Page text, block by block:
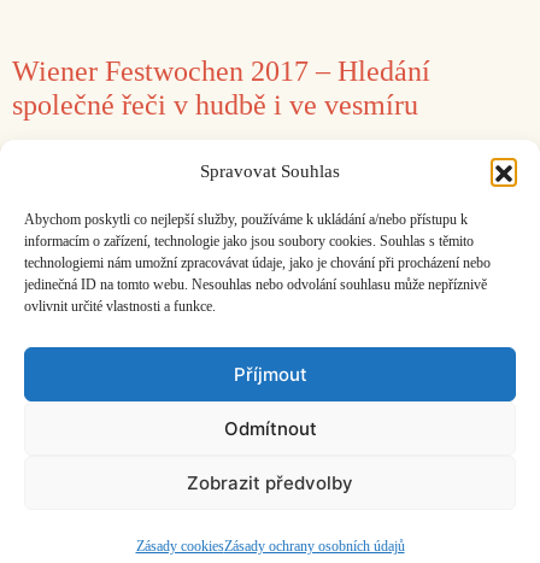
Spravovat Souhlas
Abychom poskytli co nejlepší služby, používáme k ukládání a/nebo přístupu k
informacím o zařízení, technologie jako jsou soubory cookies. Souhlas s těmito
technologiemi nám umožní zpracovávat údaje, jako je chování při procházení nebo
jedinečná ID na tomto webu. Nesouhlas nebo odvolání souhlasu může nepříznivě
ovlivnit určité vlastnosti a funkce.
Příjmout
Odmítnout
Zobrazit předvolby
Zásady cookiesZásady ochrany osobních údajů
Wiener Festwochen 2017 – Hledání
společné řeči v hudbě i ve vesmíru
Měsíční Parsifal, robotí Únos ze serailu,
uprchlíci i Conchita Wurst.
ČASOPIS O JINÉ HUDBĚ | vydává Hudební informační středisko
©2026 HISvoice – design a adminAtelier Dokument